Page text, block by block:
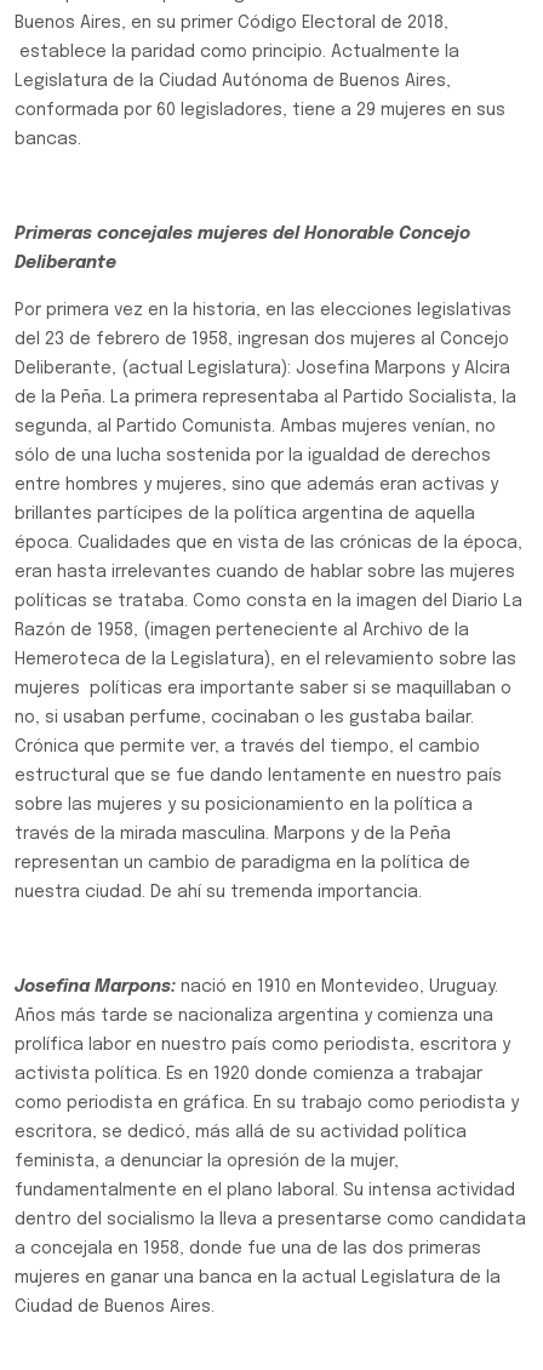
Buenos Aires, en su primer Código Electoral de 2018,
establece la paridad como principio. Actualmente la
Legislatura de la Ciudad Autónoma de Buenos Aires,
conformada por 60 legisladores, tiene a 29 mujeres en sus
bancas.
Primeras concejales mujeres del Honorable Concejo
Deliberante
Por primera vez en la historia, en las elecciones legislativas
del 23 de febrero de 1958, ingresan dos mujeres al Concejo
Deliberante, (actual Legislatura): Josefina Marpons y Alcira
de la Peña. La primera representaba al Partido Socialista, la
segunda, al Partido Comunista. Ambas mujeres venían, no
sólo de una lucha sostenida por la igualdad de derechos
entre hombres y mujeres, sino que además eran activas y
brillantes partícipes de la política argentina de aquella
época. Cualidades que en vista de las crónicas de la época,
eran hasta irrelevantes cuando de hablar sobre las mujeres
políticas se trataba. Como consta en la imagen del Diario La
Razón de 1958, (imagen perteneciente al Archivo de la
Hemeroteca de la Legislatura), en el relevamiento sobre las
mujeres políticas era importante saber si se maquillaban o
no, si usaban perfume, cocinaban o les gustaba bailar.
Crónica que permite ver, a través del tiempo, el cambio
estructural que se fue dando lentamente en nuestro país
sobre las mujeres y su posicionamiento en la política a
través de la mirada masculina. Marpons y de la Peña
representan un cambio de paradigma en la política de
nuestra ciudad. De ahí su tremenda importancia.
Josefina Marpons: nació en 1910 en Montevideo, Uruguay.
Años más tarde se nacionaliza argentina y comienza una
prolífica labor en nuestro país como periodista, escritora y
activista política. Es en 1920 donde comienza a trabajar
como periodista en gráfica. En su trabajo como periodista y
escritora, se dedicó, más allá de su actividad política
feminista, a denunciar la opresión de la mujer,
fundamentalmente en el plano laboral. Su intensa actividad
dentro del socialismo la lleva a presentarse como candidata
a concejala en 1958, donde fue una de las dos primeras
mujeres en ganar una banca en la actual Legislatura de la
Ciudad de Buenos Aires.